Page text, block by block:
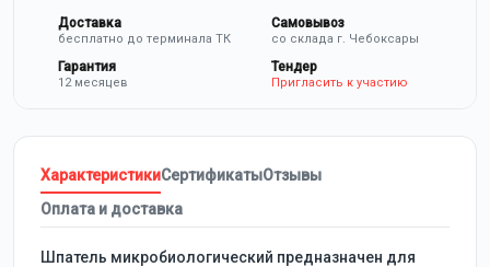
Доставка
бесплатно до терминала ТК
Самовывоз
со склада г. Чебоксары
Гарантия
12 месяцев
Тендер
Пригласить к участию
ХарактеристикиСертификатыОтзывы
Оплата и доставка
Шпатель микробиологический предназначен для